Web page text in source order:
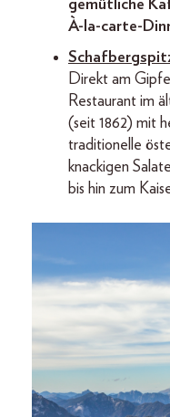
gemütliche
À-la-carte-
Direkt am
Restaurant im
(seit 1862) mit
traditionelle
knackigen
bis hin zum